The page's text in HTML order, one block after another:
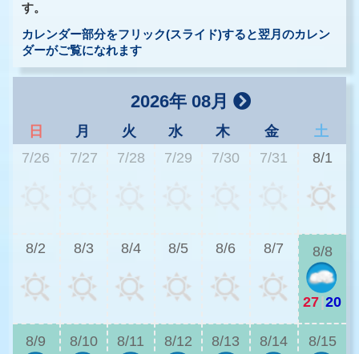
す。
カレンダー部分をフリック(スライド)すると翌月のカレン
ダーがご覧になれます
2026年 08月
日 月 火 水 木 金
土
7/26
7/27 7/28 7/29 7/30 7/31 8/1
8/2 8/3 8/4 8/5 8/6 8/7 8/8
27|20
8/9 8/10 8/11 8/12 8/13 8/14 8/15